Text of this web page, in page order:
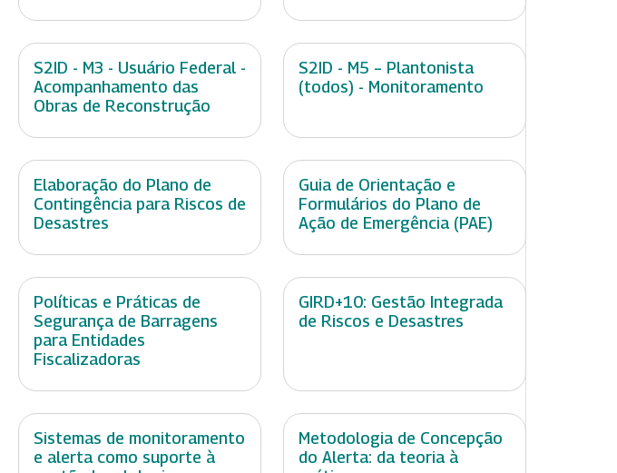
S2ID - M3 - Usuário Federal -
Acompanhamento das
Obras de Reconstrução
S2ID - M5 – Plantonista
(todos) - Monitoramento
Elaboração do Plano de
Contingência para Riscos de
Desastres
Guia de Orientação e
Formulários do Plano de
Ação de Emergência (PAE)
Políticas e Práticas de
Segurança de Barragens
para Entidades
Fiscalizadoras
GIRD+10: Gestão Integrada
de Riscos e Desastres
Sistemas de monitoramento
e alerta como suporte à
Metodologia de Concepção
do Alerta: da teoria à